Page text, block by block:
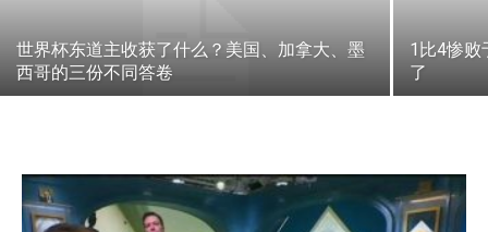
世界杯东道主收获了什么？美国、加拿大、墨
西哥的三份不同答卷
1比4惨败
了